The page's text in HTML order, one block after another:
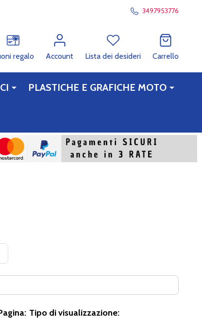
3497953776
regalo
Account Lista dei desideri Carrello
PLASTICHE E GRAFICHE MOTO
Tipo di visualizzazione: